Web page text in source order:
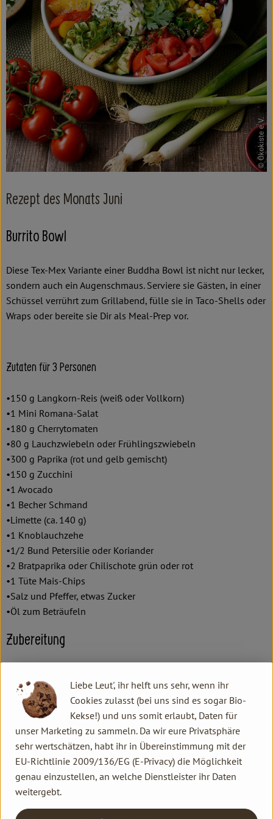
Kochen & Backen
Süß & Pikant
Getränke
Haushalt
Einkaufen
Über uns
Erleben
Rezept des Monats Juni
Burrito Bowl
Diese Tex-Mex Variante einer Buddha Bowl ist nicht nur lecker,
sondern auch ein Augenschmaus. Serviere sie Gästen, in einer
Schüssel verrührt zum Grillabend, fülle sie in Taco-Shells oder
Wraps oder bereite sie Dir als Meal-Prep vor.
Zutaten für 3 Personen
•150 g Langkorn-Reis (weiß oder Vollkorn)
•1 Mini Romana-Salat
•180 g Cherrytomaten
•80 g Lauchzwiebeln oder Frühlingszwiebeln
•300 g Paprika (rot und gelb gemischt)
•150 g Zucchini
•1 Avocado
•1 Becher Schmand
•Limette (ca. 140 g)
•1 Knoblauchzehe
•1/2 Bund Petersilie oder Koriander
•2 Bratpaprika oder Chilischote grün oder rot
•1 Tüte Mais-Chips
•Salz und Pfeffer, etwas Zucker
•Öl zum Beträufeln
Zubereitung
Inzwischen den Salat putzen und in Streifen schneiden, die
Tomaten halbieren oder würfeln, die Zwiebeln würfeln oder in
Ringe schneiden. Die Bohnen und den Mais abspülen und
abtropfen lassen.
Die Paprika und die Zucchini in Streifen schneiden und in einer
Pfanne getrennt voneinander in etwas Öl ein paar Minuten
leicht anbräunen. Bratpaprika in Ringe schneiden und
ebenfalls kurz anbräunen. Jeweils salzen und pfeffern.
Die Limette halbieren und eine Hälfte auspressen. Die Avocado
Liebe Leut', ihr helft uns sehr, wenn ihr
Cookies zulasst (bei uns sind es sogar Bio-
Kekse!) und uns somit erlaubt, Daten für
unser Marketing zu sammeln. Da wir eure Privatsphäre
sehr wertschätzen, habt ihr in Übereinstimmung mit der
EU-Richtlinie 2009/136/EG (E-Privacy) die Möglichkeit
genau einzustellen, an welche Dienstleister ihr Daten
weitergebt.